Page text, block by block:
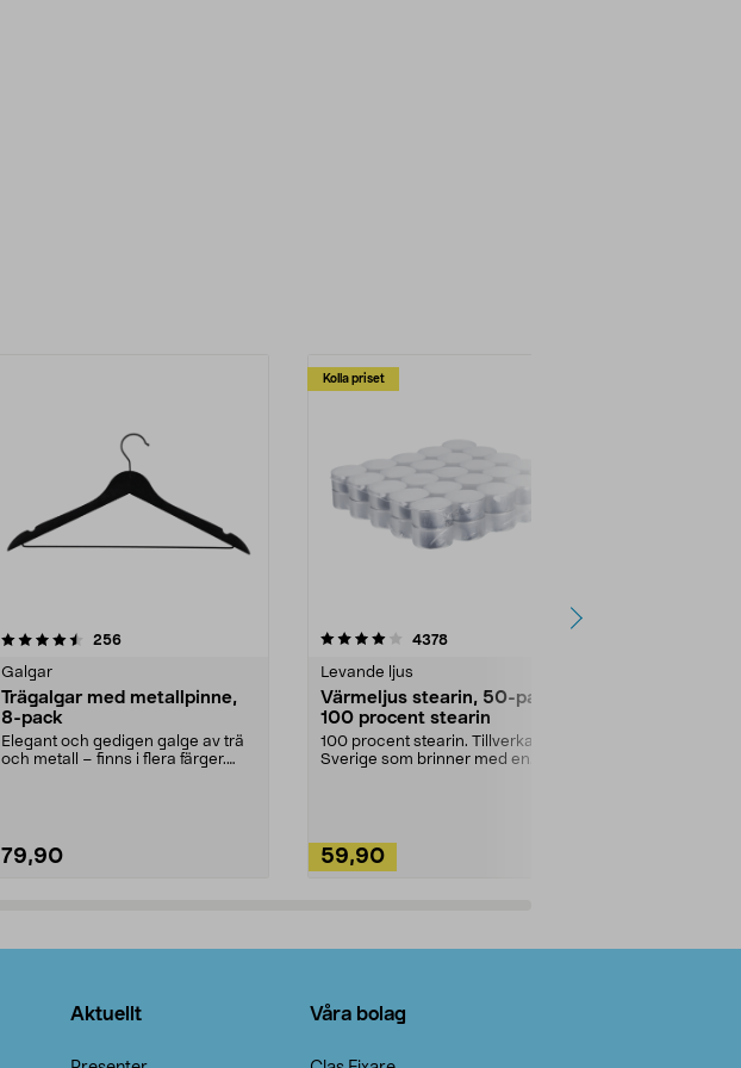
256recensioner
Galgar
Trägalgar med metallpinne,
8-pack
Elegant och gedigen galge av trä
och metall – finns i flera färger.
79,90
Kolla priset
4.0av 5 stjärnor 4378recensioner
Levande ljus
Värmeljus stearin, 50-pack,
100 procent stearin
100 procent stearin. Tillverkade i
Sverige som brinner med en
59,90
4.5av 5 stjärnor
Aktuellt Våra bolag